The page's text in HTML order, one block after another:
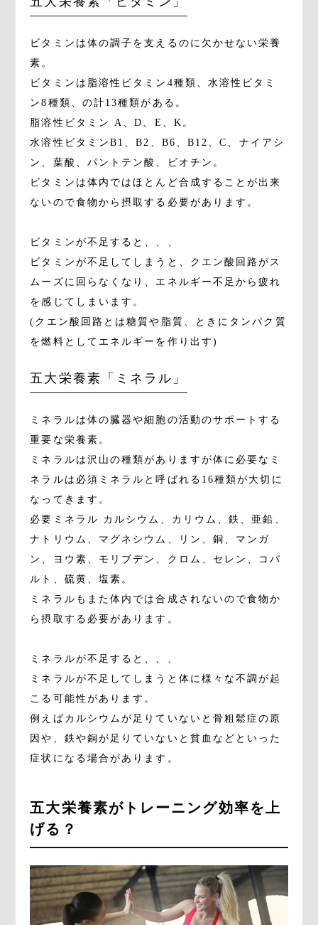
ビタミンは体の調子を支えるのに欠かせない栄養
素。
ビタミンは脂溶性ビタミン4種類、水溶性ビタミ
ン8種類、の計13種類がある。
脂溶性ビタミン A、D、E、K。
水溶性ビタミンB1、B2、B6、B12、C、ナイアシ
ン、葉酸、パントテン酸、ビオチン。
ビタミンは体内ではほとんど合成することが出来
ないので食物から摂取する必要があります。
ビタミンが不足すると、、、
ビタミンが不足してしまうと、クエン酸回路がス
ムーズに回らなくなり、エネルギー不足から疲れ
を感じてしまいます。
(クエン酸回路とは糖質や脂質、ときにタンパク質
を燃料としてエネルギーを作り出す)
五大栄養素「ミネラル」
ミネラルは体の臓器や細胞の活動のサポートする
重要な栄養素。
ミネラルは沢山の種類がありますが体に必要なミ
ネラルは必須ミネラルと呼ばれる16種類が大切に
なってきます。
必要ミネラル カルシウム、カリウム、鉄、亜鉛、
ナトリウム、マグネシウム、リン、銅、マンガ
ン、ヨウ素、モリブデン、クロム、セレン、コバ
ルト、硫黄、塩素。
ミネラルもまた体内では合成されないので食物か
ら摂取する必要があります。
ミネラルが不足すると、、、
ミネラルが不足してしまうと体に様々な不調が起
こる可能性があります。
例えばカルシウムが足りていないと骨粗鬆症の原
因や、鉄や銅が足りていないと貧血などといった
症状になる場合があります。
五大栄養素がトレーニング効率を上
げる？